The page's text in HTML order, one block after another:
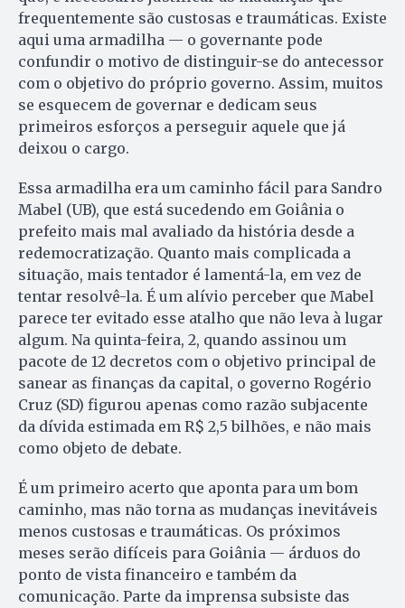
frequentemente são custosas e traumáticas. Existe
aqui uma armadilha — o governante pode
confundir o motivo de distinguir-se do antecessor
com o objetivo do próprio governo. Assim, muitos
se esquecem de governar e dedicam seus
primeiros esforços a perseguir aquele que já
deixou o cargo.
Essa armadilha era um caminho fácil para Sandro
Mabel (UB), que está sucedendo em Goiânia o
prefeito mais mal avaliado da história desde a
redemocratização. Quanto mais complicada a
situação, mais tentador é lamentá-la, em vez de
tentar resolvê-la. É um alívio perceber que Mabel
parece ter evitado esse atalho que não leva à lugar
algum. Na quinta-feira, 2, quando assinou um
pacote de 12 decretos com o objetivo principal de
sanear as finanças da capital, o governo Rogério
Cruz (SD) figurou apenas como razão subjacente
da dívida estimada em R$ 2,5 bilhões, e não mais
como objeto de debate.
É um primeiro acerto que aponta para um bom
caminho, mas não torna as mudanças inevitáveis
menos custosas e traumáticas. Os próximos
meses serão difíceis para Goiânia — árduos do
ponto de vista financeiro e também da
comunicação. Parte da imprensa subsiste das